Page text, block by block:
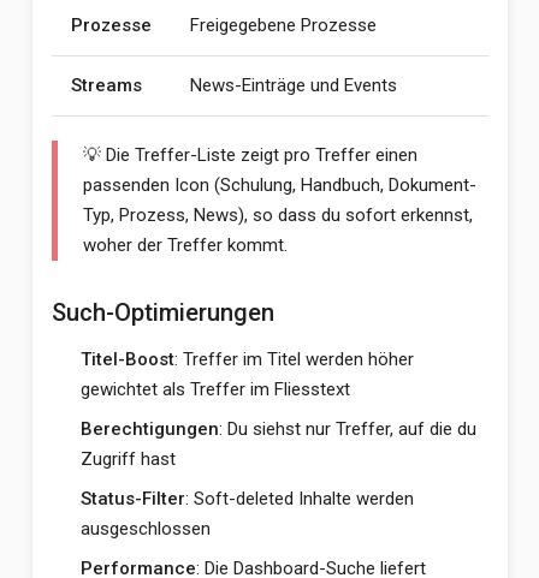
Prozesse Freigegebene Prozesse
Streams News-Einträge und Events
💡 Die Treffer-Liste zeigt pro Treffer einen
passenden Icon (Schulung, Handbuch, Dokument-
Typ, Prozess, News), so dass du sofort erkennst,
woher der Treffer kommt.
Such-Optimierungen
Titel-Boost: Treffer im Titel werden höher
gewichtet als Treffer im Fliesstext
Berechtigungen: Du siehst nur Treffer, auf die du
Zugriff hast
Status-Filter: Soft-deleted Inhalte werden
ausgeschlossen
Performance: Die Dashboard-Suche liefert